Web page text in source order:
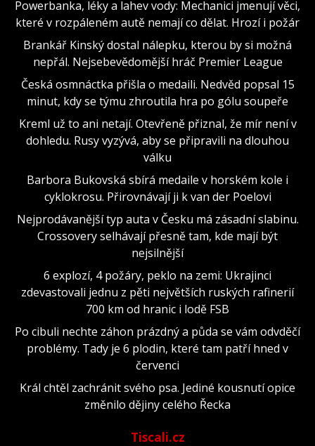
Powerbanka, léky a lahev vody: Mechanici jmenují věci,
které v rozpáleném autě nemají co dělat. Hrozí i požár
Brankář Kinský dostal nálepku, kterou by si možná
nepřál. Nejsebevědomější hráč Premier League
Česká osmnáctka přišla o medaili. Nedvěd popsal 15
minut, kdy se týmu zhroutila hra po gólu soupeře
Kreml už to ani netají. Otevřeně přiznal, že mír není v
dohledu. Rusy vyzývá, aby se připravili na dlouhou
válku
Barbora Bukovská sbírá medaile v horském kole i
cyklokrosu. Přirovnávají ji k van der Poelovi
Nejprodávanější typ auta v Česku má zásadní slabinu.
Crossovery selhávají přesně tam, kde mají být
nejsilnější
6 explozí, 4 požáry, peklo na zemi: Ukrajinci
zdevastovali jednu z pěti největších ruských rafinerií
700 km od hranic i lodě FSB
Po cibuli nechte záhon prázdný a půda se vám odvděčí
problémy. Tady je 6 plodin, které tam patří hned v
červenci
Král chtěl zachránit svého psa. Jediné kousnutí opice
změnilo dějiny celého Řecka
Tiscali.cz